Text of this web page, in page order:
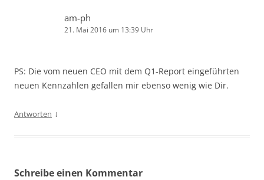
am-ph
21. Mai 2016 um 13:39 Uhr
PS: Die vom neuen CEO mit dem Q1-Report eingeführten
neuen Kennzahlen gefallen mir ebenso wenig wie Dir.
Antworten ↓
Schreibe einen Kommentar